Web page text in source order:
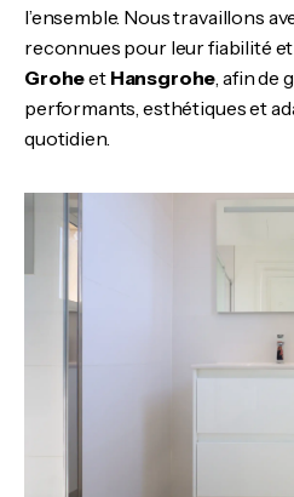
l’ensemble. Nous travaillons
reconnues pour leur fiabilité
Groheet Hansgrohe , afin
performants, esthétiques et
quotidien.